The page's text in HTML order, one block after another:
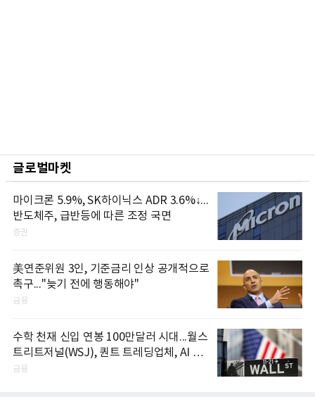
글로벌마켓
마이크론 5.9%, SK하이닉스 ADR 3.6%↓...
반도체주, 급반등에 따른 조정 국면
증권
美연준위원 3인, 기준금리 인상 공개적으로
촉구..."늦기 전에 행동해야"
금융
수학 천재 신입 연봉 100만달러 시대...월스
트리트저널(WSJ), 퀀트 트레딩업체, AI 기
업들 인재 확보 경쟁
금융